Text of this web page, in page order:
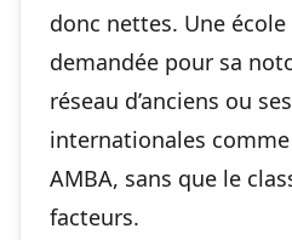
donc nettes. Une
demandée pour sa
réseau d’anciens ou
internationales comme
AMBA, sans que le
facteurs.